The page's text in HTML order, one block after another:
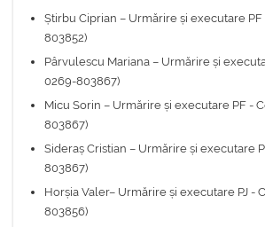
Știrbu Ciprian – Urmărire și executare
803852)
Pârvulescu Mariana – Urmărire și
0269-803867)
Micu Sorin – Urmărire și executare PF -
803867)
Sideraș Cristian – Urmărire și executare
803867)
Horșia Valer– Urmărire și executare PJ -
803856)